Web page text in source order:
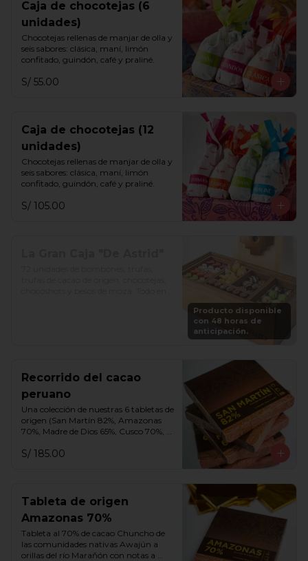
Caja de chocotejas (6
unidades)
Chocotejas rellenas de manjar de olla y
seis sabores: clásica, maní, limón
confitado, guindón, café y praliné.
S/ 55.00
Caja de chocotejas (12
unidades)
Chocotejas rellenas de manjar de olla y
seis sabores: clásica, maní, limón
confitado, guindón, café y praliné.
S/ 105.00
Producto disponible
con 48 horas de
anticipación.
Recorrido del cacao
peruano
Una colección de nuestras 6 tabletas de
origen (San Martín 82%, Amazonas
70%, Madre de Dios 65%, Cusco 70%,
S/ 185.00
Tableta de origen
Amazonas 70%
Tableta al 70% de cacao Chuncho de
las comunidades nativas Awajún a
orillas del río Marañón con notas a